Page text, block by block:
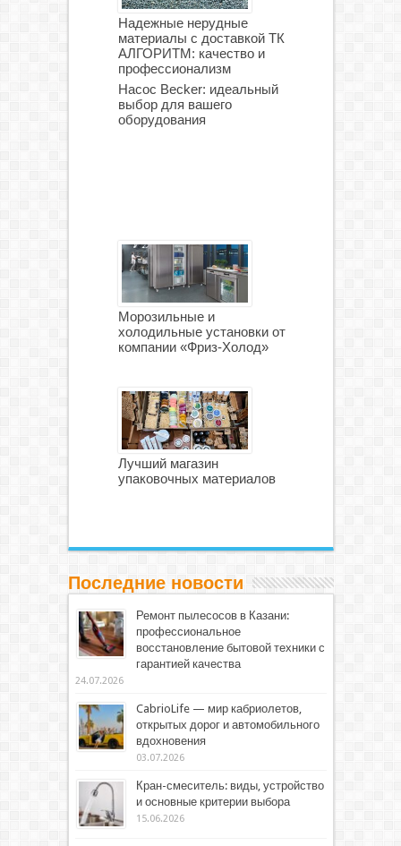
Надежные нерудные
материалы с доставкой ТК
АЛГОРИТМ: качество и
профессионализм
Насос Becker: идеальный
выбор для вашего
оборудования
Морозильные и
холодильные установки от
компании «Фриз-Холод»
Лучший магазин
упаковочных материалов
Последние новости
Ремонт пылесосов в Казани:
профессиональное
восстановление бытовой техники с
гарантией качества
24.07.2026
CabrioLife — мир кабриолетов,
открытых дорог и автомобильного
вдохновения
03.07.2026
Кран-смеситель: виды, устройство
и основные критерии выбора
15.06.2026